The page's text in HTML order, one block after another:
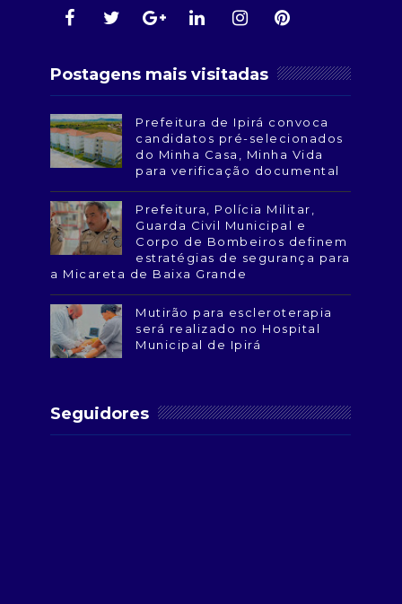
Postagens mais visitadas
Prefeitura de Ipirá convoca
candidatos pré-selecionados
do Minha Casa, Minha Vida
para verificação documental
Prefeitura, Polícia Militar,
Guarda Civil Municipal e
Corpo de Bombeiros definem
estratégias de segurança para
a Micareta de Baixa Grande
Mutirão para escleroterapia
será realizado no Hospital
Municipal de Ipirá
Seguidores